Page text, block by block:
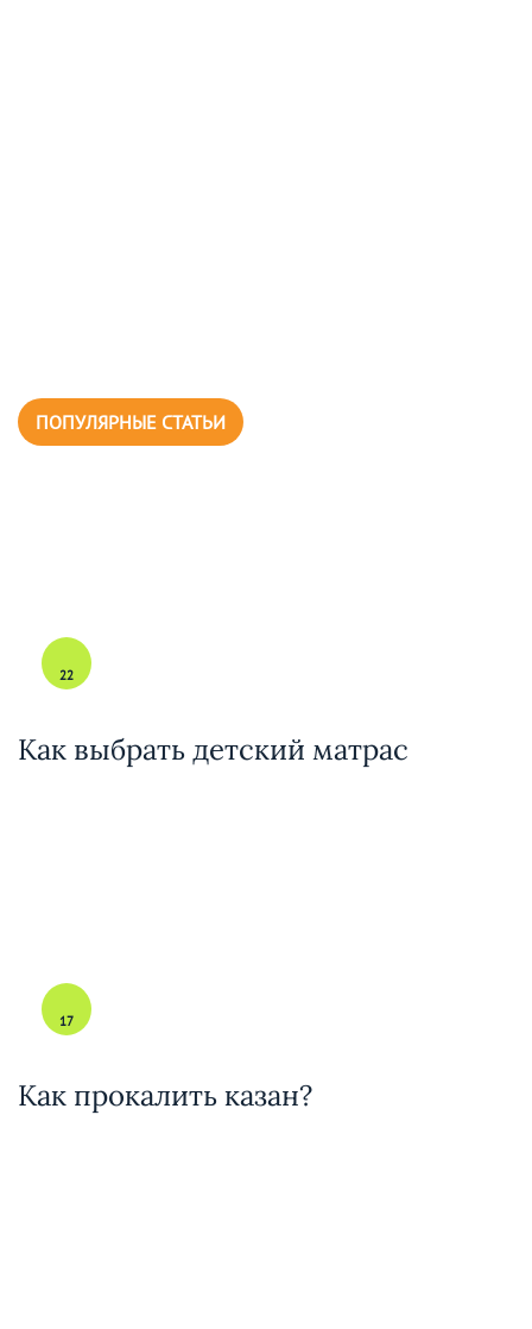
ПОПУЛЯРНЫЕ СТАТЬИ
22
Как выбрать детский матрас
17
Как прокалить казан?